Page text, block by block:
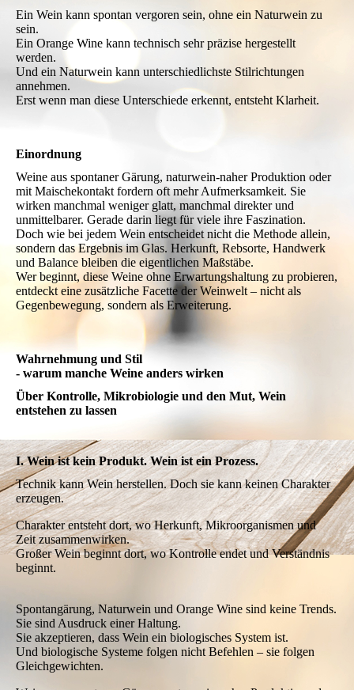
unterschiedliche Ebenen
beschreiben:
Spontangärung → Methode der
Gärung
Naturwein → Haltung und
Ein Wein kann spontan vergoren sein, ohne ein Naturwein zu
sein.
Ein Orange Wine kann technisch sehr präzise hergestellt
werden.
Und ein Naturwein kann unterschiedlichste Stilrichtungen
annehmen.
Erst wenn man diese Unterschiede erkennt, entsteht Klarheit.
Einordnung
Weine aus spontaner Gärung, naturwein-naher Produktion oder
mit Maischekontakt fordern oft mehr Aufmerksamkeit. Sie
wirken manchmal weniger glatt, manchmal direkter und
unmittelbarer. Gerade darin liegt für viele ihre Faszination.
Doch wie bei jedem Wein entscheidet nicht die Methode allein,
sondern das Ergebnis im Glas. Herkunft, Rebsorte, Handwerk
und Balance bleiben die eigentlichen Maßstäbe.
Wer beginnt, diese Weine ohne Erwartungshaltung zu probieren,
Gegenbewegung, sondern als Erweiterung.
Wahrnehmung und Stil
- warum manche Weine anders wirken
Über Kontrolle, Mikrobiologie und den Mut, Wein
entstehen zu lassen
I. Wein ist kein Produkt. Wein ist ein Prozess.
Technik kann Wein herstellen. Doch sie kann keinen Charakter
erzeugen.
Charakter entsteht dort, wo Herkunft, Mikroorganismen und